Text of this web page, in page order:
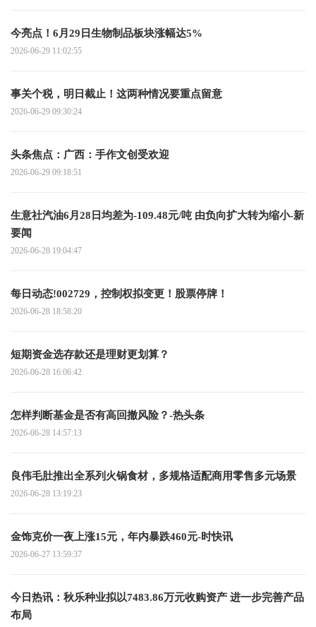
今亮点！6月29日生物制品板块涨幅达5%
2026-06-29 11:02:55
事关个税，明日截止！这两种情况要重点留意
2026-06-29 09:30:24
头条焦点：广西：手作文创受欢迎
2026-06-29 09:18:51
生意社汽油6月28日均差为-109.48元/吨 由负向扩大转为缩小-新
要闻
2026-06-28 19:04:47
每日动态!002729，控制权拟变更！股票停牌！
2026-06-28 18:58:20
短期资金选存款还是理财更划算？
2026-06-28 16:06:42
怎样判断基金是否有高回撤风险？-热头条
2026-06-28 14:57:13
良伟毛肚推出全系列火锅食材，多规格适配商用零售多元场景
2026-06-28 13:19:23
金饰克价一夜上涨15元，年内暴跌460元-时快讯
2026-06-27 13:59:37
今日热讯：秋乐种业拟以7483.86万元收购资产 进一步完善产品
布局